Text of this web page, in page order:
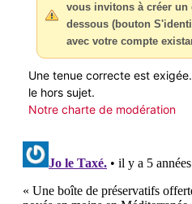
vous invitons à créer un
dessous (bouton
avec votre compte
Une tenue correcte est
le hors sujet.
Notre charte de modération